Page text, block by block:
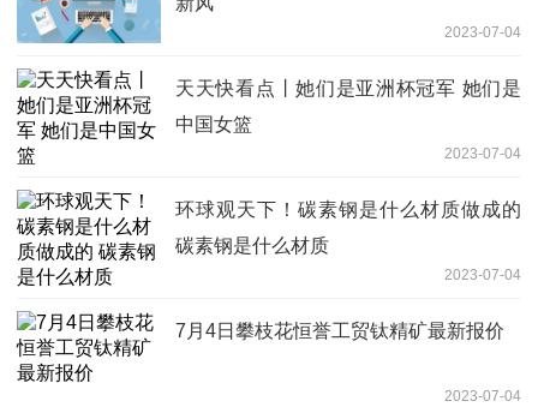
2023-07-04
天天快看点丨她们是亚洲杯冠军 她们是
中国女篮
2023-07-04
环球观天下！碳素钢是什么材质做成的
碳素钢是什么材质
2023-07-04
7月4日攀枝花恒誉工贸钛精矿最新报价
2023-07-04